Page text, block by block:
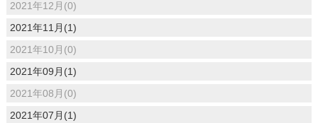
2021年12月(0)
2021年11月(1)
2021年10月(0)
2021年09月(1)
2021年08月(0)
2021年07月(1)